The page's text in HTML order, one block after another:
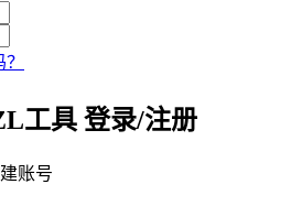
工具 登录/注册
账号